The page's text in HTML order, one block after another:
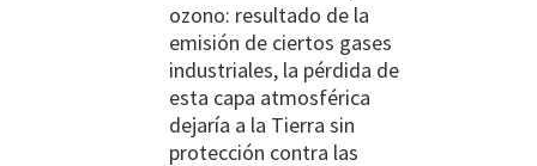
ozono: resultado de la
emisión de ciertos gases
industriales, la pérdida de
esta capa atmosférica
dejaría a la Tierra sin
protección contra las